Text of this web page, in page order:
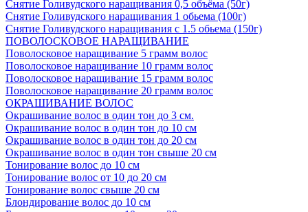
Снятие Голивудского наращивания 0,5 объёма (50г)
Снятие Голивудского наращивания 1 обьема (100г)
Снятие Голивудского наращивания с 1.5 обьема (150г)
ПОВОЛОСКОВОЕ НАРАЩИВАНИЕ
Поволосковое наращивание 5 грамм волос
Поволосковое наращивание 10 грамм волос
Поволосковое наращивание 15 грамм волос
Поволосковое наращивание 20 грамм волос
ОКРАШИВАНИЕ ВОЛОС
Окрашивание волос в один тон до 3 см.
Окрашивание волос в один тон до 10 см
Окрашивание волос в один тон до 20 см
Окрашивание волос в один тон свыше 20 см
Тонирование волос до 10 см
Тонирование волос от 10 до 20 см
Тонирование волос свыше 20 см
Блондирование волос до 10 см